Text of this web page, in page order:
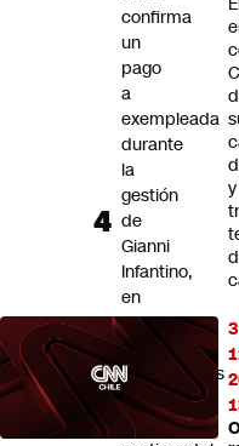
confirma
un
pago
a
exempleada
durante
la
gestión
de
Gianni
Infantino,
en
medio
de
desmentidos
sobre
relación